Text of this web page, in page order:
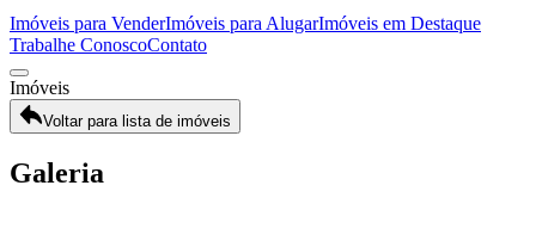
Imóveis para VenderImóveis para AlugarImóveis em Destaque
Trabalhe ConoscoContato
Imóveis
Voltar para lista de imóveis
Galeria